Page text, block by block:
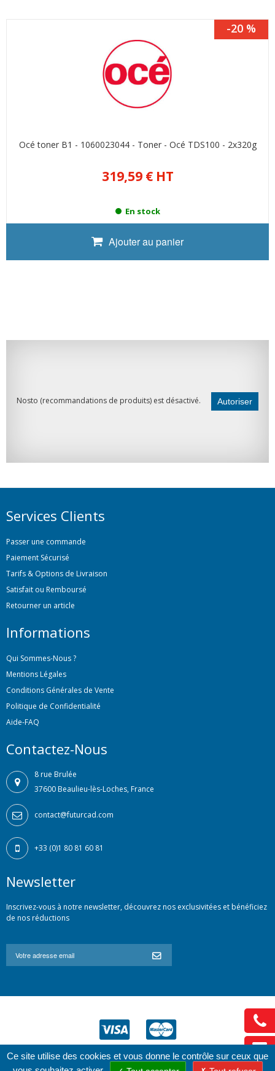
-20 %
Océ toner B1 - 1060023044 - Toner - Océ TDS100 - 2x320g
HT
319,59 €
En stock
Ajouter au panier
Nosto (recommandations de produits) est désactivé. Autoriser
Services Clients
Passer une commande
Paiement Sécurisé
Tarifs & Options de Livraison
Satisfait ou Remboursé
Retourner un article
Informations
Qui Sommes-Nous ?
Mentions Légales
Conditions Générales de Vente
Politique de Confidentialité
Aide-FAQ
Contactez-Nous
8 rue Brulée
37600 Beaulieu-lès-Loches, France
contact@futurcad.com
+33 (0)1 80 81 60 81
Newsletter
Inscrivez-vous à notre newsletter, découvrez nos exclusivitées et bénéficiez
de nos réductions
Ce site utilise des cookies et vous donne le contrôle sur ceux que